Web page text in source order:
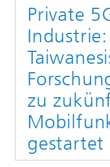
Leitung
Forschungsbereiche
Kommunikation & Netze
Photonische
Qualitätsmanagement
Kuratorium
Ethikkommission
Mobilität
Kompression
Multimedia
Digitaler Zwilling
5G, Fiber and Beyond
Künstliche Intelligenz
Videokommunikation
Vision and Imaging
Künstliche Intelligenz
KOMMUNIKATION & NETZE
Drahtlose
Photonische Netze und
PHOTONISCHE
Hybride Integration und
InP und HF
Technologie und
Faseroptische
NACHRICHTEN
Archiv
2025
2024
2023
2022
PRESSEMITTEILUNGEN
JAHRESBERICHTE
VERANSTALTUNGEN
SHOWROOMS
SCIENCE TECH SPACE
KARRIERE
UNSERE STELLEN
WEITERE INFOS ZUM
KONTAKT
STARTUPS AT HHI
TIME LAB
Private
zu
gestartet